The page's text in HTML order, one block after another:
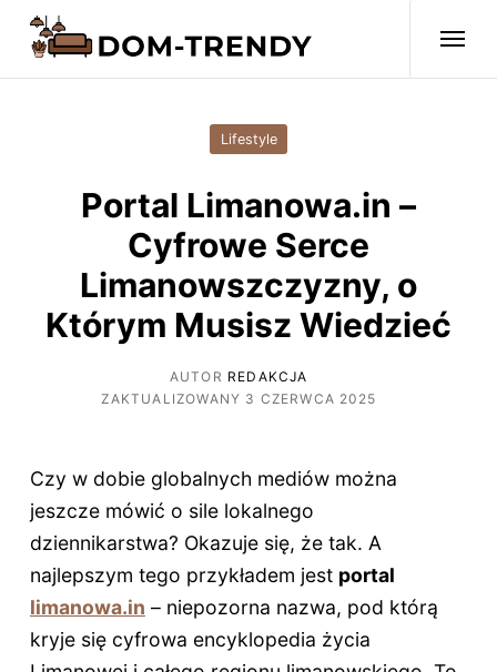
Lifestyle
Portal Limanowa.in –
Cyfrowe Serce
Limanowszczyzny, o
Którym Musisz Wiedzieć
AUTOR REDAKCJA
ZAKTUALIZOWANY 3 CZERWCA 2025
Czy w dobie globalnych mediów można
jeszcze mówić o sile lokalnego
dziennikarstwa? Okazuje się, że tak. A
najlepszym tego przykładem jest portal
limanowa.in – niepozorna nazwa, pod którą
kryje się cyfrowa encyklopedia życia